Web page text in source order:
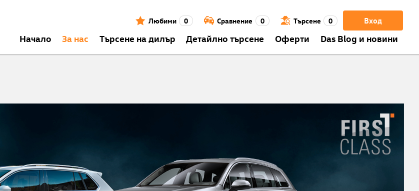
Вход
Любими 0 Сравнение 0 Търсене 0
Началo За нас Търсене на дилър Детайлно търсене Оферти Das Blog и новини